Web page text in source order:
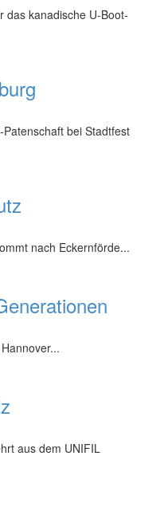
das kanadische U-Boot-
bei Stadtfest
nach Eckernförde...
aus dem UNIFIL